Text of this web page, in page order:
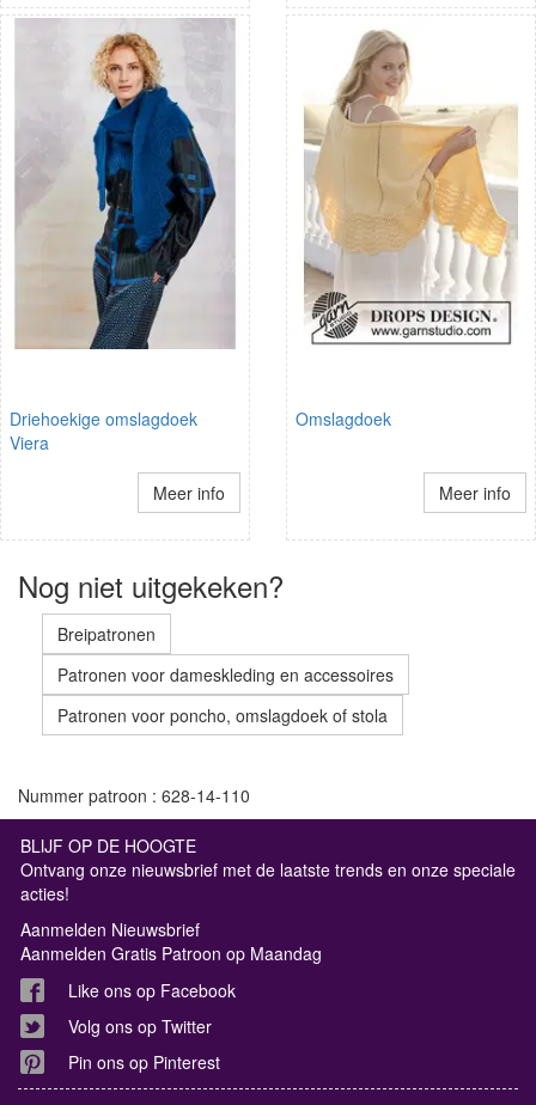
Driehoekige omslagdoek
Viera
Meer info
Omslagdoek
Meer info
Nog niet uitgekeken?
Breipatronen
Patronen voor dameskleding en accessoires
Patronen voor poncho, omslagdoek of stola
Nummer patroon : 628-14-110
BLIJF OP DE HOOGTE
Ontvang onze nieuwsbrief met de laatste trends en onze speciale
acties!
Aanmelden Nieuwsbrief
Aanmelden Gratis Patroon op Maandag
Like ons op Facebook
Volg ons op Twitter
Pin ons op Pinterest